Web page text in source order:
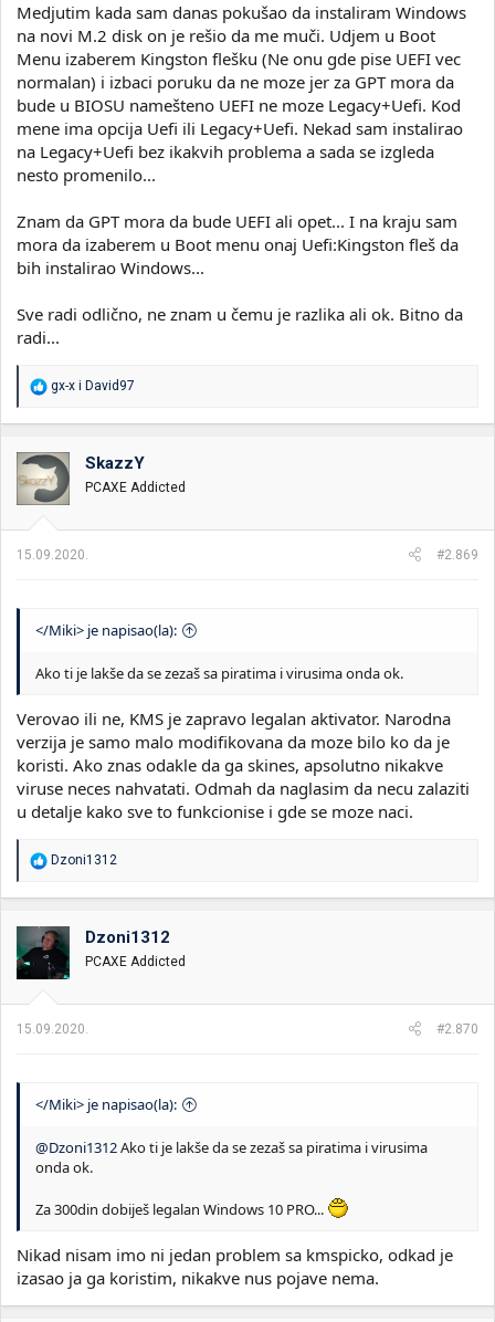
Medjutim kada sam danas pokušao da instaliram Windows
na novi M.2 disk on je rešio da me muči. Udjem u Boot
Menu izaberem Kingston flešku (Ne onu gde pise UEFI vec
normalan) i izbaci poruku da ne moze jer za GPT mora da
bude u BIOSU namešteno UEFI ne moze Legacy+Uefi. Kod
mene ima opcija Uefi ili Legacy+Uefi. Nekad sam instalirao
na Legacy+Uefi bez ikakvih problema a sada se izgleda
nesto promenilo...
Znam da GPT mora da bude UEFI ali opet... I na kraju sam
mora da izaberem u Boot menu onaj Uefi:Kingston fleš da
bih instalirao Windows...
Sve radi odlično, ne znam u čemu je razlika ali ok. Bitno da
radi...
R
a
o
v
a
n
:
gx-x i David97
SkazzY
PCAXE Addicted
15.09.2020. #2.869
</Miki> je napisao(la):
Ako ti je lakše da se zezaš sa piratima i virusima onda ok.
Verovao ili ne, KMS je zapravo legalan aktivator. Narodna
verzija je samo malo modifikovana da moze bilo ko da je
koristi. Ako znas odakle da ga skines, apsolutno nikakve
viruse neces nahvatati. Odmah da naglasim da necu zalaziti
u detalje kako sve to funkcionise i gde se moze naci.
R
a
o
v
a
n
:
Dzoni1312
Dzoni1312
PCAXE Addicted
15.09.2020. #2.870
</Miki> je napisao(la):
@Dzoni1312Ako ti je lakše da se zezaš sa piratima i virusima
onda ok.
Za 300din dobiješ legalan Windows 10 PRO...
Nikad nisam imo ni jedan problem sa kmspicko, odkad je
izasao ja ga koristim, nikakve nus pojave nema.